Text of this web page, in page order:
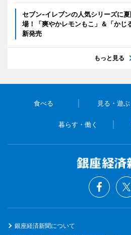
セブン‐イレブンの人気シリーズに
場！「爽やかレモンもこ」＆「かじ
新発売
もっと見る
食べる 見る・遊ぶ
暮らす・働く
銀座経済新聞について